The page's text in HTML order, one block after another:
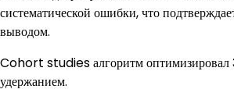
систематической ошибки, что
выводом.
Cohort studies алгоритм оптимизировал
удержанием.